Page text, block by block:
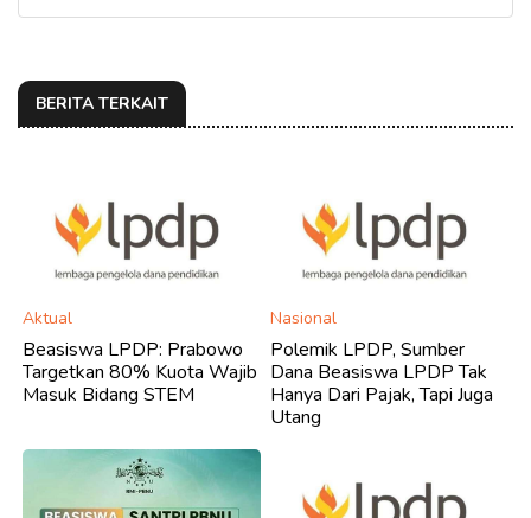
BERITA TERKAIT
Aktual
Beasiswa LPDP: Prabowo
Targetkan 80% Kuota Wajib
Masuk Bidang STEM
Nasional
​Polemik LPDP, Sumber
Dana Beasiswa LPDP Tak
Hanya Dari Pajak, Tapi Juga
Utang